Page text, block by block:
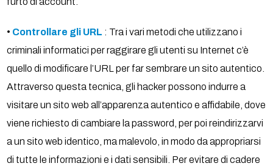
• Controllare gli URL : Tra i vari metodi che utilizzano i
criminali informatici per raggirare gli utenti su Internet c’è
quello di modificare l’URL per far sembrare un sito autentico.
Attraverso questa tecnica, gli hacker possono indurre a
visitare un sito web all’apparenza autentico e affidabile, dove
viene richiesto di cambiare la password, per poi reindirizzarvi
a un sito web identico, ma malevolo, in modo da appropriarsi
di tutte le informazioni e i dati sensibili. Per evitare di cadere